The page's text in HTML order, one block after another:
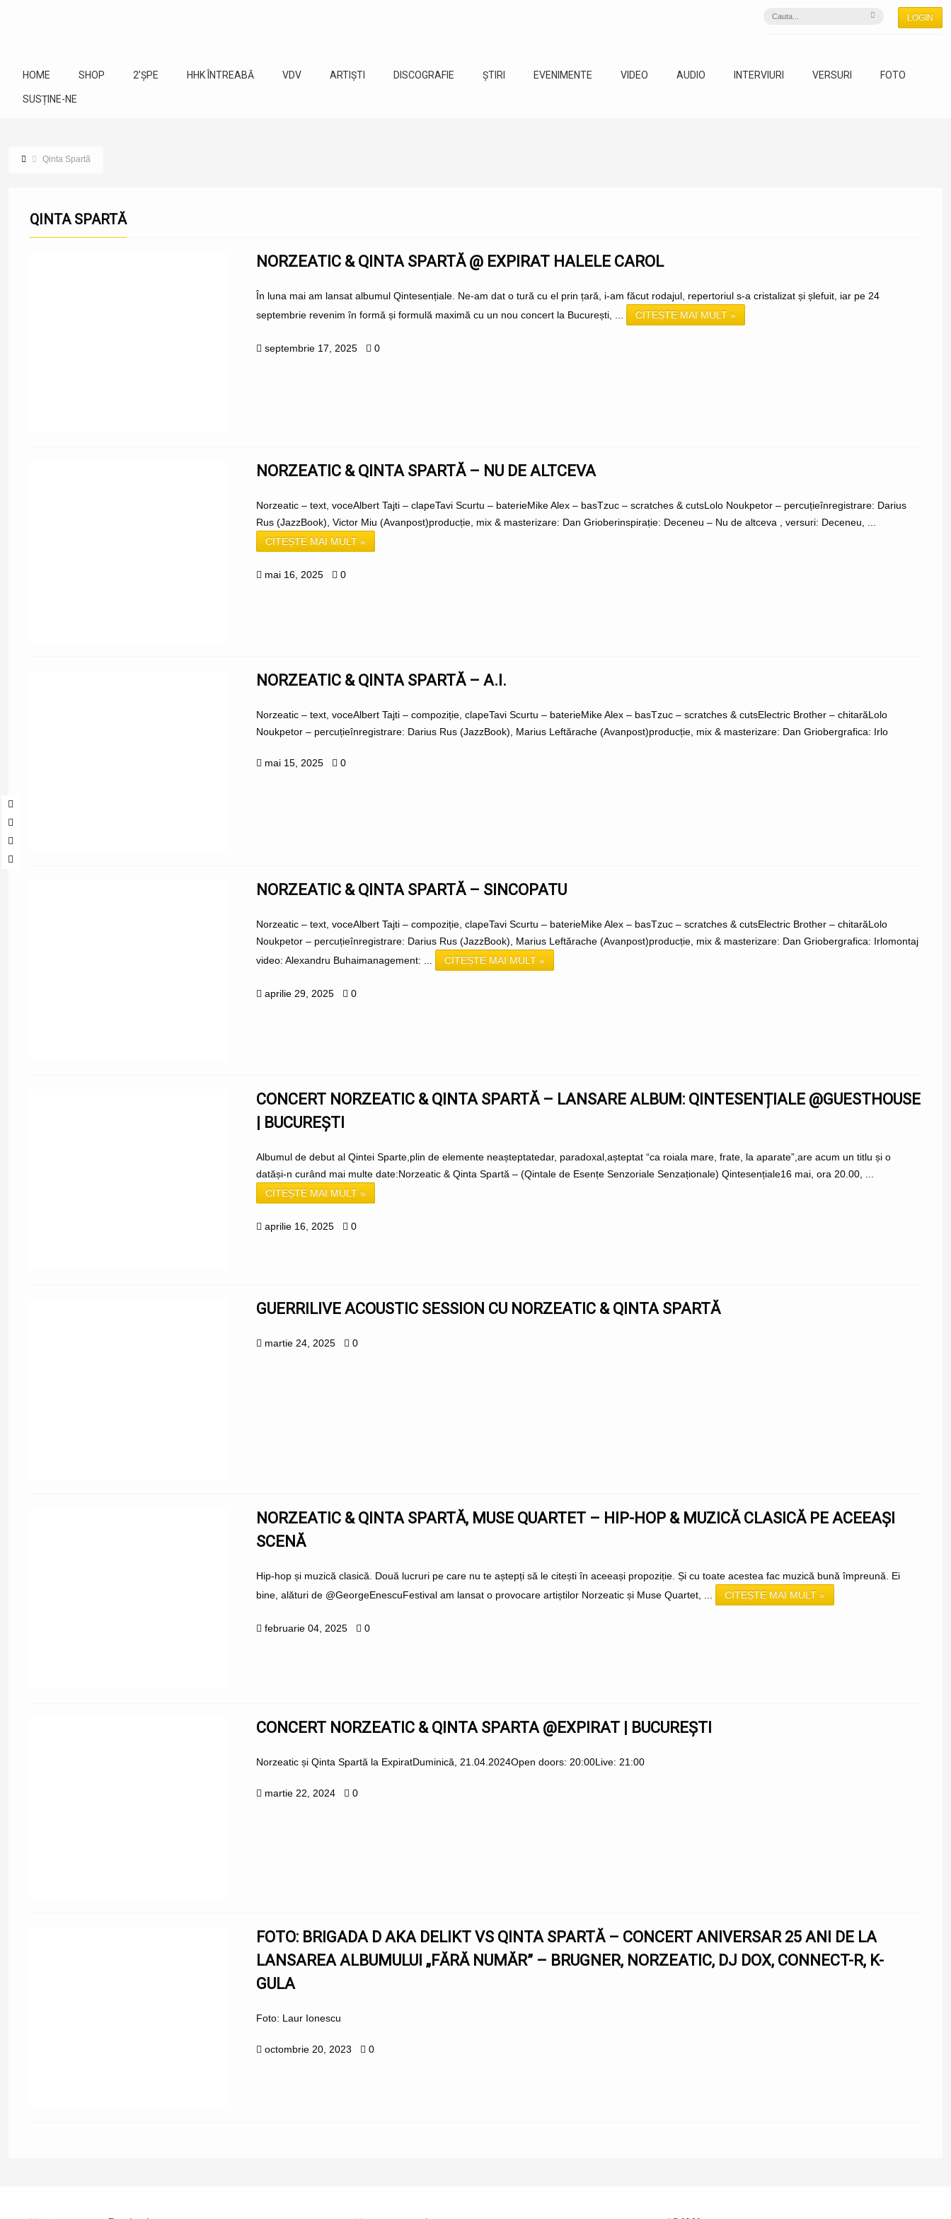
LOGIN
HOME SHOP 2’ȘPE HHK ÎNTREABĂ VDV ARTIȘTI DISCOGRAFIE ȘTIRI EVENIMENTE VIDEO AUDIO INTERVIURI VERSURI FOTO
SUSȚINE-NE
Qinta Spartă
QINTA SPARTĂ
NORZEATIC & QINTA SPARTĂ @ EXPIRAT HALELE CAROL
În luna mai am lansat albumul Qintesențiale. Ne-am dat o tură cu el prin țară, i-am făcut rodajul, repertoriul s-a cristalizat și șlefuit, iar pe 24
septembrie revenim în formă și formulă maximă cu un nou concert la București, ...
CITEȘTE MAI MULT »
septembrie 17, 2025 0
NORZEATIC & QINTA SPARTĂ – NU DE ALTCEVA
Norzeatic – text, voceAlbert Tajti – clapeTavi Scurtu – baterieMike Alex – basTzuc – scratches & cutsLolo Noukpetor – percuțieînregistrare: Darius
Rus (JazzBook), Victor Miu (Avanpost)producție, mix & masterizare: Dan Grioberinspirație: Deceneu – Nu de altceva , versuri: Deceneu, ...
CITEȘTE MAI MULT »
mai 16, 2025 0
NORZEATIC & QINTA SPARTĂ – A.I.
Norzeatic – text, voceAlbert Tajti – compoziție, clapeTavi Scurtu – baterieMike Alex – basTzuc – scratches & cutsElectric Brother – chitarăLolo
Noukpetor – percuțieînregistrare: Darius Rus (JazzBook), Marius Leftărache (Avanpost)producție, mix & masterizare: Dan Griobergrafica: Irlo
mai 15, 2025 0
NORZEATIC & QINTA SPARTĂ – SINCOPATU
Norzeatic – text, voceAlbert Tajti – compoziție, clapeTavi Scurtu – baterieMike Alex – basTzuc – scratches & cutsElectric Brother – chitarăLolo
Noukpetor – percuțieînregistrare: Darius Rus (JazzBook), Marius Leftărache (Avanpost)producție, mix & masterizare: Dan Griobergrafica: Irlomontaj
video: Alexandru Buhaimanagement: ...
CITEȘTE MAI MULT »
aprilie 29, 2025 0
CONCERT NORZEATIC & QINTA SPARTĂ – LANSARE ALBUM: QINTESENȚIALE @GUESTHOUSE
| BUCUREȘTI
Albumul de debut al Qintei Sparte,plin de elemente neașteptatedar, paradoxal,așteptat “ca roiala mare, frate, la aparate”,are acum un titlu și o
datăși-n curând mai multe date:Norzeatic & Qinta Spartă – (Qintale de Esențe Senzoriale Senzaționale) Qintesențiale16 mai, ora 20.00, ...
CITEȘTE MAI MULT »
aprilie 16, 2025 0
GUERRILIVE ACOUSTIC SESSION CU NORZEATIC & QINTA SPARTĂ
martie 24, 2025 0
NORZEATIC & QINTA SPARTĂ, MUSE QUARTET – HIP-HOP & MUZICĂ CLASICĂ PE ACEEAȘI
SCENĂ
Hip-hop și muzică clasică. Două lucruri pe care nu te aștepți să le citești în aceeași propoziție. Și cu toate acestea fac muzică bună împreună. Ei
bine, alături de @GeorgeEnescuFestival am lansat o provocare artiștilor Norzeatic și Muse Quartet, ...
CITEȘTE MAI MULT »
februarie 04, 2025 0
CONCERT NORZEATIC & QINTA SPARTA @EXPIRAT | BUCUREȘTI
Norzeatic și Qinta Spartă la ExpiratDuminică, 21.04.2024Open doors: 20:00Live: 21:00
martie 22, 2024 0
FOTO: BRIGADA D AKA DELIKT VS QINTA SPARTĂ – CONCERT ANIVERSAR 25 ANI DE LA
LANSAREA ALBUMULUI „FĂRĂ NUMĂR” – BRUGNER, NORZEATIC, DJ DOX, CONNECT-R, K-
GULA
Foto: Laur Ionescu
octombrie 20, 2023 0